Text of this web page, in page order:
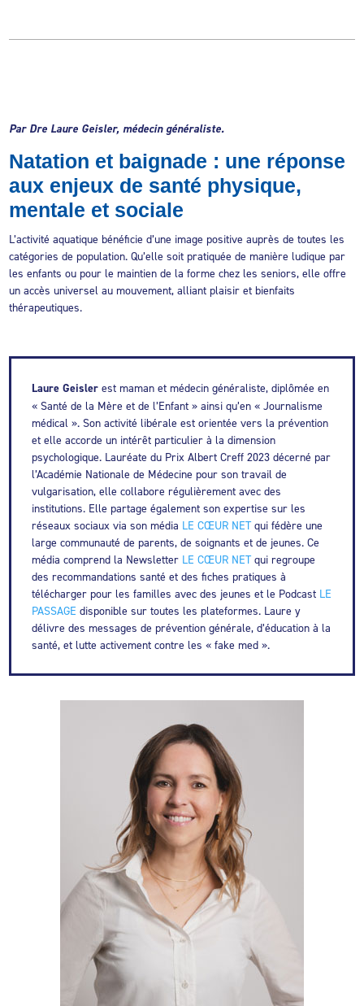
Par Dre Laure Geisler, médecin généraliste.
Natation et baignade : une réponse
aux enjeux de santé physique,
mentale et sociale
L’activité aquatique bénéficie d’une image positive auprès de toutes les
catégories de population. Qu’elle soit pratiquée de manière ludique par
les enfants ou pour le maintien de la forme chez les seniors, elle offre
un accès universel au mouvement, alliant plaisir et bienfaits
thérapeutiques.
Laure Geisler est maman et médecin généraliste, diplômée en
« Santé de la Mère et de l’Enfant » ainsi qu’en « Journalisme
médical ». Son activité libérale est orientée vers la prévention
et elle accorde un intérêt particulier à la dimension
psychologique. Lauréate du Prix Albert Creff 2023 décerné par
l’Académie Nationale de Médecine pour son travail de
vulgarisation, elle collabore régulièrement avec des
institutions. Elle partage également son expertise sur les
réseaux sociaux via son média LE CŒUR NETqui fédère une
large communauté de parents, de soignants et de jeunes. Ce
média comprend la Newsletter LE CŒUR NETqui regroupe
des recommandations santé et des fiches pratiques à
télécharger pour les familles avec des jeunes et le Podcast LE
PASSAGE disponible sur toutes les plateformes. Laure y
délivre des messages de prévention générale, d’éducation à la
santé, et lutte activement contre les « fake med ».